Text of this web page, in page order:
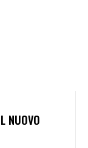
NUOVO